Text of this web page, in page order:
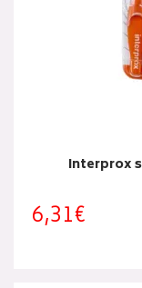
Interprox
6,31€